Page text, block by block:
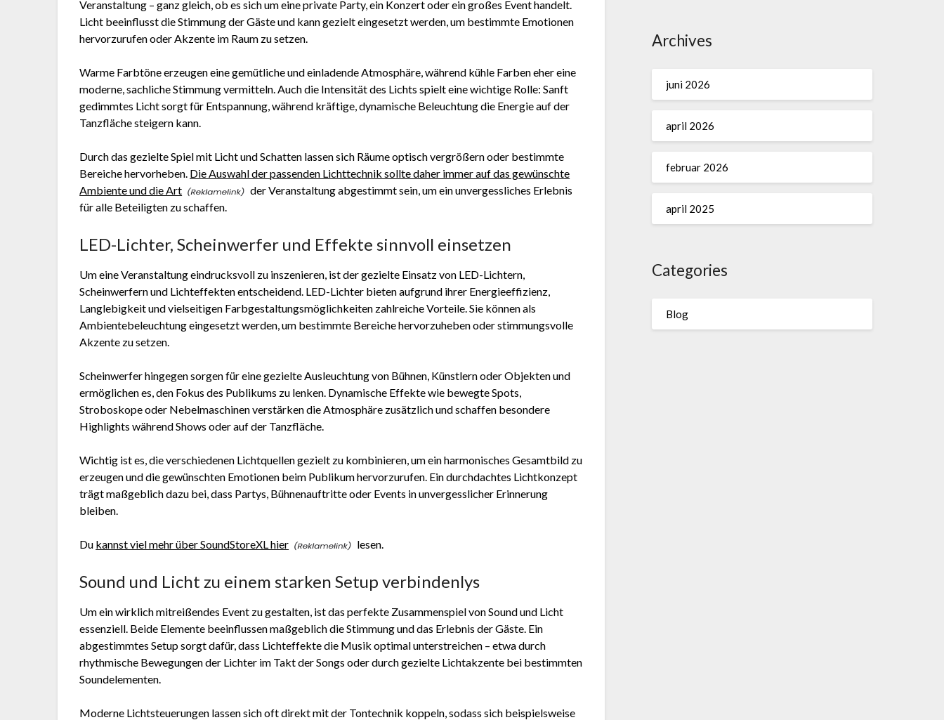
Veranstaltung – ganz gleich, ob es sich um eine private Party, ein Konzert oder ein großes Event handelt.
Licht beeinflusst die Stimmung der Gäste und kann gezielt eingesetzt werden, um bestimmte Emotionen
hervorzurufen oder Akzente im Raum zu setzen.
Warme Farbtöne erzeugen eine gemütliche und einladende Atmosphäre, während kühle Farben eher eine
moderne, sachliche Stimmung vermitteln. Auch die Intensität des Lichts spielt eine wichtige Rolle: Sanft
gedimmtes Licht sorgt für Entspannung, während kräftige, dynamische Beleuchtung die Energie auf der
Tanzfläche steigern kann.
Durch das gezielte Spiel mit Licht und Schatten lassen sich Räume optisch vergrößern oder bestimmte
Bereiche hervorheben. Die Auswahl der passenden Lichttechnik sollte daher immer auf das gewünschte
Ambiente und die Art
der Veranstaltung abgestimmt sein, um ein unvergessliches Erlebnis
für alle Beteiligten zu schaffen.
LED-Lichter, Scheinwerfer und Effekte sinnvoll einsetzen
Um eine Veranstaltung eindrucksvoll zu inszenieren, ist der gezielte Einsatz von LED-Lichtern,
Scheinwerfern und Lichteffekten entscheidend. LED-Lichter bieten aufgrund ihrer Energieeffizienz,
Langlebigkeit und vielseitigen Farbgestaltungsmöglichkeiten zahlreiche Vorteile. Sie können als
Ambientebeleuchtung eingesetzt werden, um bestimmte Bereiche hervorzuheben oder stimmungsvolle
Akzente zu setzen.
Scheinwerfer hingegen sorgen für eine gezielte Ausleuchtung von Bühnen, Künstlern oder Objekten und
ermöglichen es, den Fokus des Publikums zu lenken. Dynamische Effekte wie bewegte Spots,
Stroboskope oder Nebelmaschinen verstärken die Atmosphäre zusätzlich und schaffen besondere
Highlights während Shows oder auf der Tanzfläche.
Wichtig ist es, die verschiedenen Lichtquellen gezielt zu kombinieren, um ein harmonisches Gesamtbild zu
erzeugen und die gewünschten Emotionen beim Publikum hervorzurufen. Ein durchdachtes Lichtkonzept
trägt maßgeblich dazu bei, dass Partys, Bühnenauftritte oder Events in unvergesslicher Erinnerung
bleiben.
Du kannst viel mehr über SoundStoreXL hier lesen.
Sound und Licht zu einem starken Setup verbindenlys
Um ein wirklich mitreißendes Event zu gestalten, ist das perfekte Zusammenspiel von Sound und Licht
essenziell. Beide Elemente beeinflussen maßgeblich die Stimmung und das Erlebnis der Gäste. Ein
abgestimmtes Setup sorgt dafür, dass Lichteffekte die Musik optimal unterstreichen – etwa durch
rhythmische Bewegungen der Lichter im Takt der Songs oder durch gezielte Lichtakzente bei bestimmten
Soundelementen.
Moderne Lichtsteuerungen lassen sich oft direkt mit der Tontechnik koppeln, sodass sich beispielsweise
Archives
juni 2026
april 2026
februar 2026
april 2025
Categories
Blog